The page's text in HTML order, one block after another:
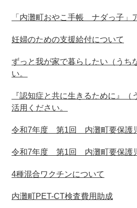
「内灘町おやこ手帳 ナダっ子」
妊婦のための支援給付について
ずっと我が家で暮らしたい（うち
い。
『認知症と共に生きるために』
活用ください。
令和7年度 第1回 内灘町要保護
令和7年度 第1回 内灘町要保護
4種混合ワクチンについて
内灘町PET-CT検査費用助成